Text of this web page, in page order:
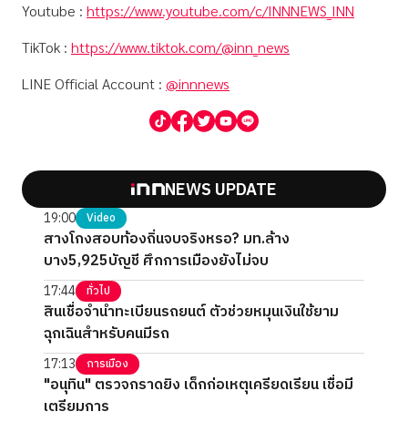
Youtube : https://www.youtube.com/c/INNNEWS_INN
TikTok : https://www.tiktok.com/@inn_news
LINE Official Account : @innnews
NEWS UPDATE
19:00 Video
สางโกงสอบท้องถิ่นจบจริงหรอ? มท.ล้าง
บาง5,925บัญชี ศึกการเมืองยังไม่จบ
17:44 ทั่วไป
สินเชื่อจำนำทะเบียนรถยนต์ ตัวช่วยหมุนเงินใช้ยาม
ฉุกเฉินสำหรับคนมีรถ
17:13 การเมือง
"อนุทิน" ตรวจกราดยิง เด็กก่อเหตุเครียดเรียน เชื่อมี
เตรียมการ